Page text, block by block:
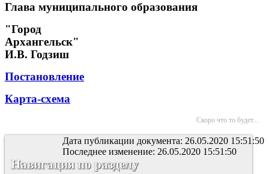
Глава муниципального образования
"Город
Архангельск"
И.В. Годзиш
Постановление
Карта-схема
Скоро что то будет...
Дата публикации документа: 26.05.2020 15:51:50
Последнее изменение: 26.05.2020 15:51:50
Навигация по разделу